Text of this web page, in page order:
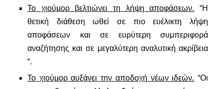
Το χιούμορ βελτιώνει τη λήψη αποφάσεων. “Η
θετική διάθεση ωθεί σε πιο ευέλικτη λήψη
αποφάσεων και σε ευρύτερη συμπεριφορά
αναζήτησης και σε μεγαλύτερη αναλυτική ακρίβεια
“.
Το χιούμορ αυξάνει την αποδοχή νέων ιδεών. “Οι